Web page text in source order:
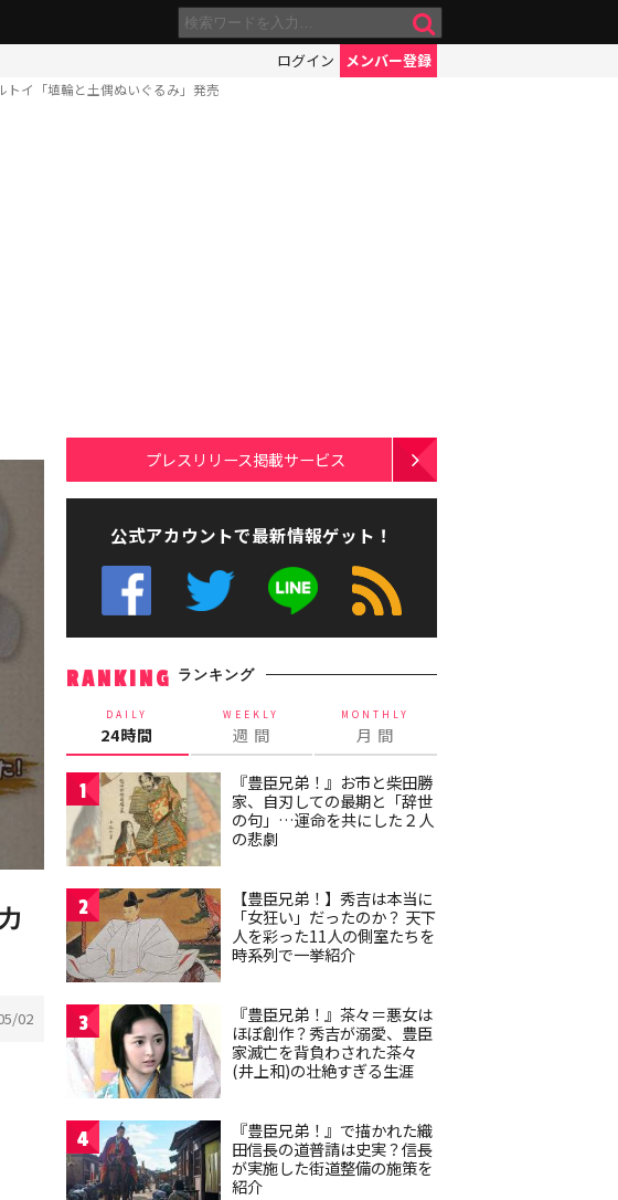
ログイン メンバー登録
イ「埴輪と土偶ぬいぐるみ」発売
02
プレスリリース掲載サービス
公式アカウントで最新情報ゲット！
RANKING ランキング
DAILY
24時間
WEEKLY
週 間
MONTHLY
月 間
1
『豊臣兄弟！』お市と柴田勝
家、自刃しての最期と「辞世
の句」…運命を共にした２人
の悲劇
2
【豊臣兄弟！】秀吉は本当に
「女狂い」だったのか？ 天下
人を彩った11人の側室たちを
時系列で一挙紹介
3
『豊臣兄弟！』茶々＝悪女は
ほぼ創作？秀吉が溺愛、豊臣
家滅亡を背負わされた茶々
(井上和)の壮絶すぎる生涯
4
『豊臣兄弟！』で描かれた織
田信長の道普請は史実？信長
が実施した街道整備の施策を
紹介